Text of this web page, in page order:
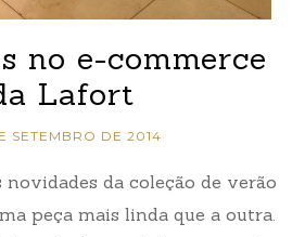
no e-commerce
Lafort
SETEMBRO DE 2014
da coleção de verão
peça mais linda que a outra.